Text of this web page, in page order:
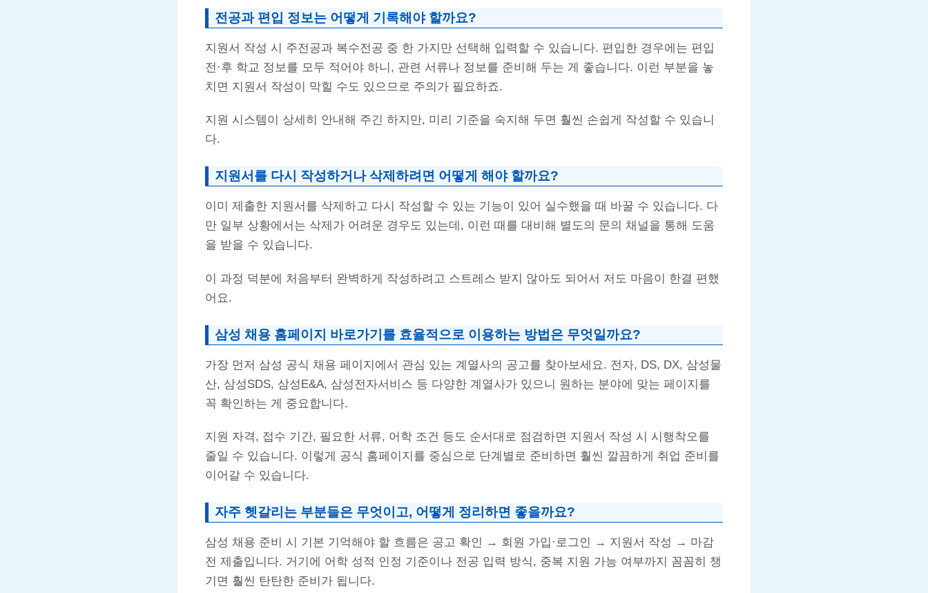
전공과 편입 정보는 어떻게 기록해야 할까요?
지원서 작성 시 주전공과 복수전공 중 한 가지만 선택해 입력할 수 있습니다. 편입한 경우에는 편입
전·후 학교 정보를 모두 적어야 하니, 관련 서류나 정보를 준비해 두는 게 좋습니다. 이런 부분을 놓
치면 지원서 작성이 막힐 수도 있으므로 주의가 필요하죠.
지원 시스템이 상세히 안내해 주긴 하지만, 미리 기준을 숙지해 두면 훨씬 손쉽게 작성할 수 있습니
다.
지원서를 다시 작성하거나 삭제하려면 어떻게 해야 할까요?
이미 제출한 지원서를 삭제하고 다시 작성할 수 있는 기능이 있어 실수했을 때 바꿀 수 있습니다. 다
만 일부 상황에서는 삭제가 어려운 경우도 있는데, 이런 때를 대비해 별도의 문의 채널을 통해 도움
을 받을 수 있습니다.
이 과정 덕분에 처음부터 완벽하게 작성하려고 스트레스 받지 않아도 되어서 저도 마음이 한결 편했
어요.
삼성 채용 홈페이지 바로가기를 효율적으로 이용하는 방법은 무엇일까요?
가장 먼저 삼성 공식 채용 페이지에서 관심 있는 계열사의 공고를 찾아보세요. 전자, DS, DX, 삼성물
산, 삼성SDS, 삼성E&A, 삼성전자서비스 등 다양한 계열사가 있으니 원하는 분야에 맞는 페이지를
꼭 확인하는 게 중요합니다.
지원 자격, 접수 기간, 필요한 서류, 어학 조건 등도 순서대로 점검하면 지원서 작성 시 시행착오를
줄일 수 있습니다. 이렇게 공식 홈페이지를 중심으로 단계별로 준비하면 훨씬 깔끔하게 취업 준비를
이어갈 수 있습니다.
자주 헷갈리는 부분들은 무엇이고, 어떻게 정리하면 좋을까요?
삼성 채용 준비 시 기본 기억해야 할 흐름은 공고 확인 → 회원 가입·로그인 → 지원서 작성 → 마감
전 제출입니다. 거기에 어학 성적 인정 기준이나 전공 입력 방식, 중복 지원 가능 여부까지 꼼꼼히 챙
기면 훨씬 탄탄한 준비가 됩니다.